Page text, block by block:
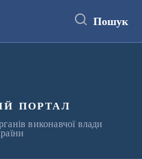
Пошук
портал
виконавчої влади